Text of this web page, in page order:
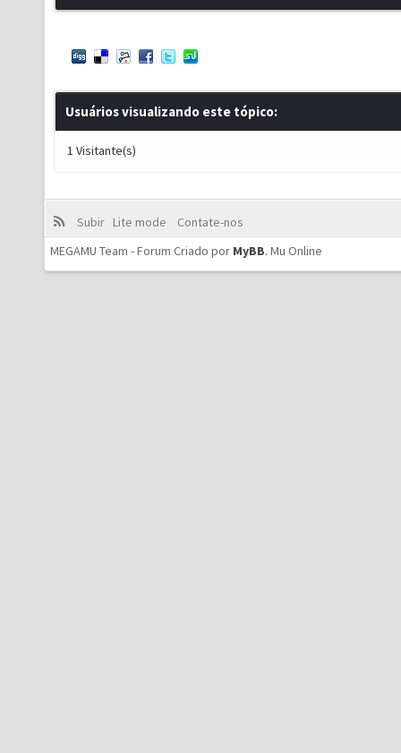
Usuários visualizando este tópico:
1 Visitante(s)
Subir Lite mode
Contate-nos
MEGAMU Team - Forum Criado por MyBB. Mu Online